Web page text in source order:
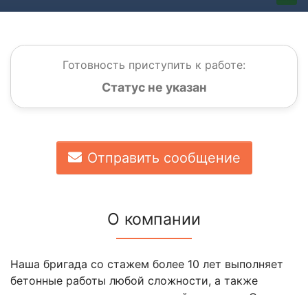
Готовность приступить к работе:
Статус не указан
Отправить сообщение
О компании
Наша бригада со стажем более 10 лет выполняет
бетонные работы любой сложности, а также